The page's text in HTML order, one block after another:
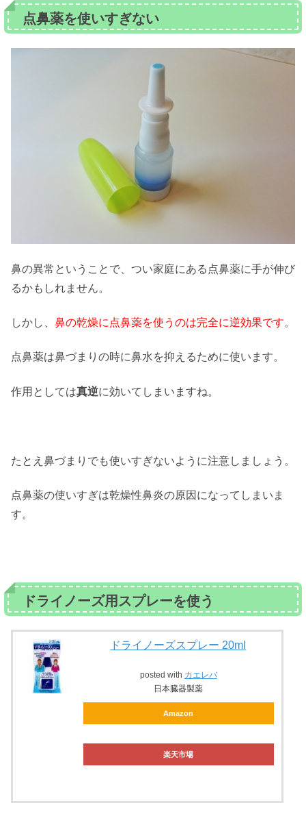
点鼻薬を使いすぎない
鼻の異常ということで、つい家庭にある点鼻薬に手が伸び
るかもしれません。
しかし、 鼻の乾燥に点鼻薬を使うのは完全に逆効果です。
点鼻薬は鼻づまりの時に鼻水を抑えるために使います。
作用としては真逆に効いてしまいますね。
たとえ鼻づまりでも使いすぎないように注意しましょう。
点鼻薬の使いすぎは乾燥性鼻炎の原因になってしまいま
す。
ドライノーズ用スプレーを使う
ドライノーズスプレー 20ml
posted with カエレバ
日本臓器製薬
Amazon
楽天市場